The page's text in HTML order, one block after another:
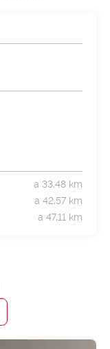
a 33,48 km
a 42,57 km
a 47,11 km